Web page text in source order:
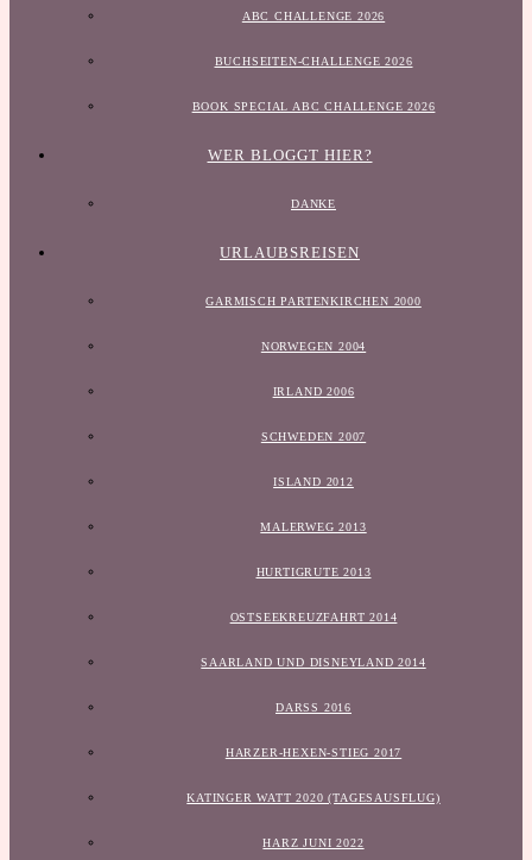
ABC CHALLENGE 2026
BUCHSEITEN-CHALLENGE 2026
BOOK SPECIAL ABC CHALLENGE 2026
WER BLOGGT HIER?
DANKE
URLAUBSREISEN
GARMISCH PARTENKIRCHEN 2000
NORWEGEN 2004
IRLAND 2006
SCHWEDEN 2007
ISLAND 2012
MALERWEG 2013
HURTIGRUTE 2013
OSTSEEKREUZFAHRT 2014
SAARLAND UND DISNEYLAND 2014
DARSS 2016
HARZER-HEXEN-STIEG 2017
KATINGER WATT 2020 (TAGESAUSFLUG)
HARZ JUNI 2022